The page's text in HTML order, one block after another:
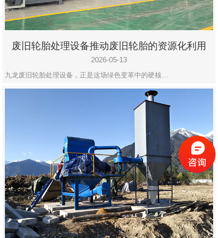
废旧轮胎处理设备推动废旧轮胎的资源化利用
2026-05-13
九龙废旧轮胎处理设备，正是这场绿色变革中的硬核…